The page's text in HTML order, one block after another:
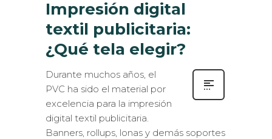
Impresión digital
textil publicitaria:
¿Qué tela elegir?
Durante muchos años, el
PVC ha sido el material por
excelencia para la impresión
digital textil publicitaria.
Banners, rollups, lonas y demás soportes